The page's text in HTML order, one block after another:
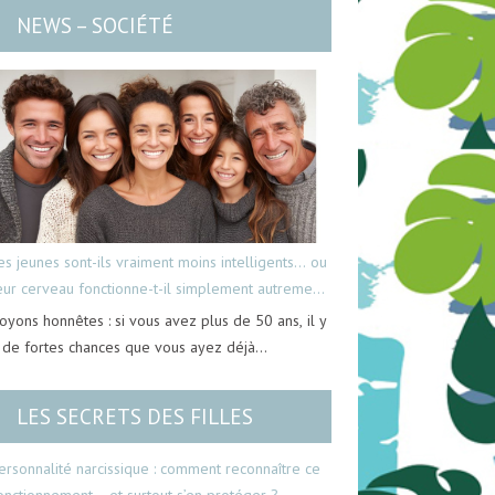
NEWS – SOCIÉTÉ
jeunes sont-ils vraiment moins intelligents… ou
cerveau fonctionne-t-il simplement autrement
honnêtes : si vous avez plus de 50 ans, il y
de fortes chances que vous ayez déjà…
LES SECRETS DES FILLES
narcissique : comment reconnaître ce